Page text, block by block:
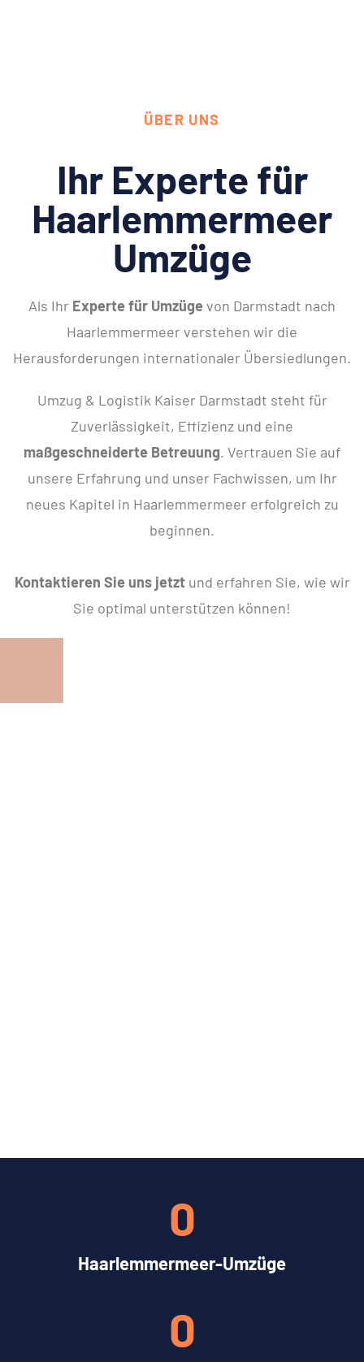
ÜBER UNS
Ihr Experte für
Haarlemmermeer
Umzüge
Als Ihr Experte für Umzüge von Darmstadt nach
Haarlemmermeer verstehen wir die
Herausforderungen internationaler Übersiedlungen.
Umzug & Logistik Kaiser Darmstadt steht für
Zuverlässigkeit, Effizienz und eine
maßgeschneiderte Betreuung. Vertrauen Sie auf
unsere Erfahrung und unser Fachwissen, um Ihr
neues Kapitel in Haarlemmermeer erfolgreich zu
beginnen.
Kontaktieren Sie uns jetztund erfahren Sie, wie wir
Sie optimal unterstützen können!
Haarlemmermeer-Umzüge
0
0